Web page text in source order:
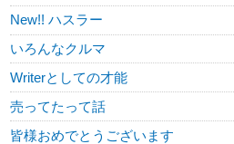
New!! ハスラー
いろんなクルマ
Writerとしての才能
売ってたって話
皆様おめでとうございます